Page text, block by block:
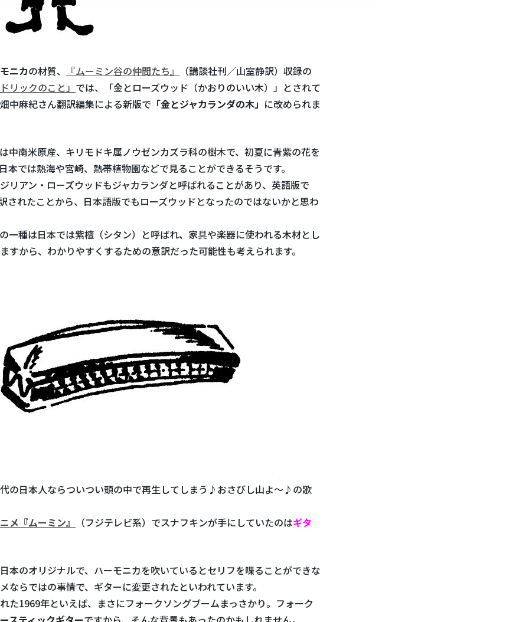
ニカの材質、 『ムーミン谷の仲間たち』
（講談社刊／山室静訳）収録の
リックのこと」 では、「金とローズウッド（かおりのいい木）」とされて
中麻紀さん翻訳編集による新版で 「金とジャカランダの木」 に改められま
中南米原産、キリモドキ属ノウゼンカズラ科の樹木で、初夏に青紫の花を
本では熱海や宮崎、熱帯植物園などで見ることができるそうです。
リアン・ローズウッドもジャカランダと呼ばれることがあり、英語版で
されたことから、日本語版でもローズウッドとなったのではないかと思わ
一種は日本では紫檀（シタン）と呼ばれ、 家具や楽器に使われる木材とし
すから、わかりやすくするための意訳だった可能性も考えられます。
の日本人ならついつい頭の中で再生してしまう♪おさびし山よ～♪の歌
メ『ムーミン』 （フジテレビ系）でスナフキンが手にしていたのはギタ
本のオリジナルで、ハーモニカを吹いているとセリフを喋ることができな
ならではの事情で、ギターに変更されたといわれています。
た1969年といえば、まさにフォークソングブームまっさかり。フォーク